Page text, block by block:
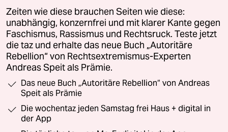
Zeiten wie diese brauchen Seiten wie diese:
unabhängig, konzernfrei und mit klarer Kante gegen
Faschismus, Rassismus und Rechtsruck. Teste jetzt
die taz und erhalte das neue Buch „Autoritäre
Rebellion“ von Rechtsextremismus-Experten
Andreas Speit als Prämie.
Das neue Buch „Autoritäre Rebellion“ von Andreas
Speit als Prämie
Die wochentaz jeden Samstag frei Haus + digital in
der App